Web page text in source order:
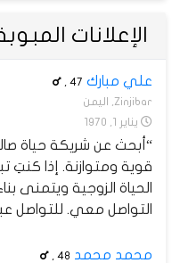
الإعلانات
علي مبارك 47
Zinjibar, اليمن
يناير 1, 1970
“أبحث عن شريكة حياة
قوية ومتوازنة. إذا
الحياة الزوجية ويتمنى
التواصل معي. للتواصل عبر
محمد محمد 48